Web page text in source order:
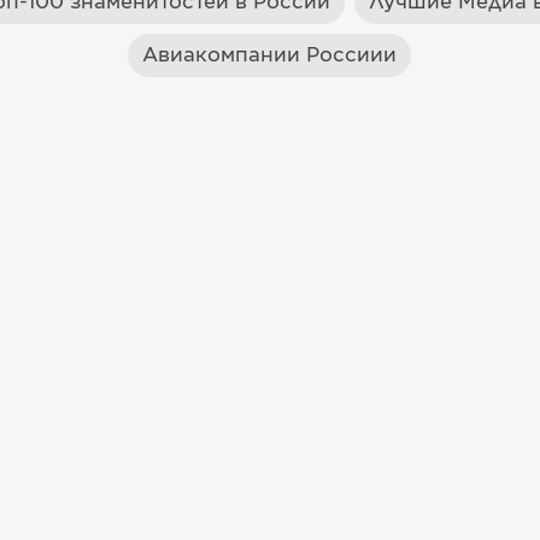
Авиакомпании Россиии